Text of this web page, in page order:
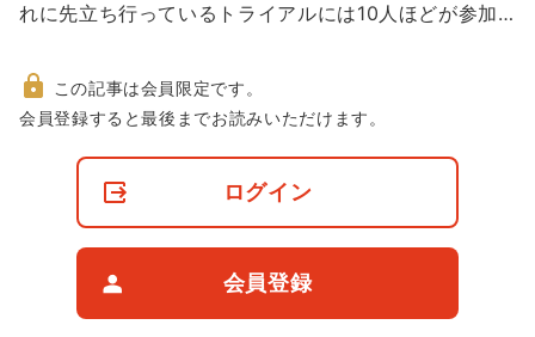
れに先立ち行っているトライアルには10人ほどが参加…
非
この記事は会員限定です。
会員登録すると最後までお読みいただけます。
ログイン
会員登録